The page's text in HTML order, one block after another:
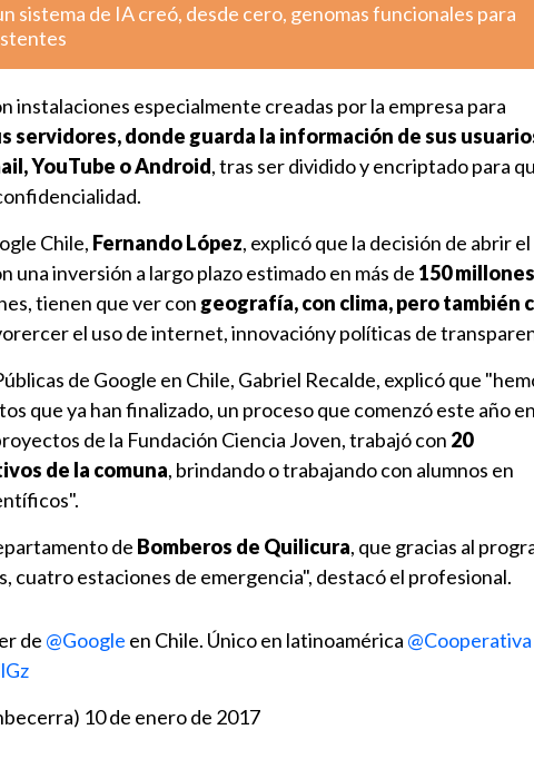
sistema de IA creó, desde cero, genomas funcionales para
instalaciones especialmente creadas por la empresa para
servidores, donde guarda la información de sus
YouTube o Android, tras ser dividido y encriptado para
Chile, Fernando López, explicó que la decisión de abrir
una inversión a largo plazo estimado en más de 150
tienen que ver con geografía, con clima, pero también
el uso de internet, innovacióny políticas de
de Google en Chile, Gabriel Recalde, explicó que
que ya han finalizado, un proceso que comenzó este año
de la Fundación Ciencia Joven, trabajó con 20
de la comuna, brindando o trabajando con alumnos en
de Bomberos de Quilicura, que gracias al
cuatro estaciones de emergencia", destacó el profesional.
de @Google en Chile. Único en latinoamérica @Cooperativa
10 de enero de 2017